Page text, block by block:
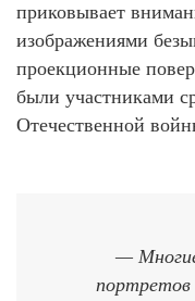
приковывает
изображениями
проекционные
были участниками
Отечественной
—
портретов